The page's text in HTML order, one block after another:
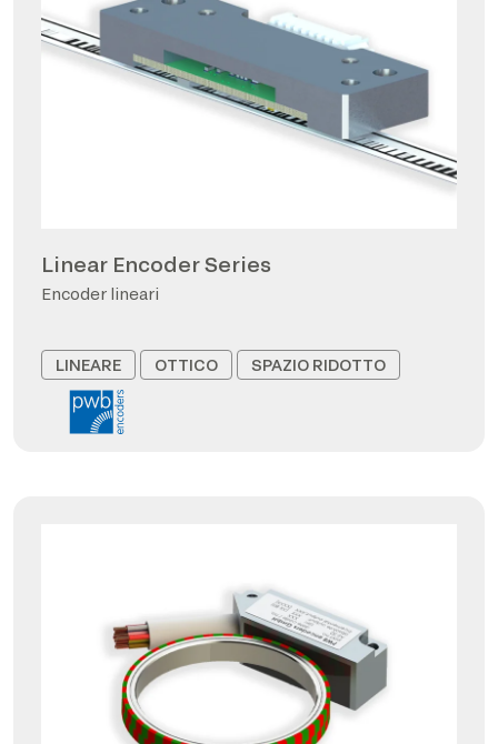
Linear Encoder Series
Encoder lineari
LINEARE OTTICO SPAZIO RIDOTTO